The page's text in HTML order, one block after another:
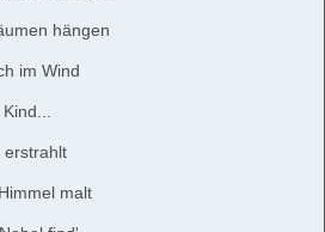
hängen
im Wind
erstrahlt
malt